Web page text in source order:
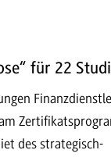
für 22
des strategisch-